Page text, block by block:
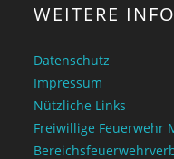
WEITERE
Datenschutz
Impressum
Nützliche Links
Freiwillige Feuerwehr